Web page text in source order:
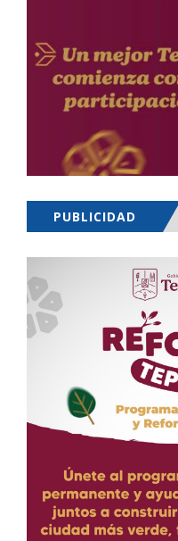
PUBLICIDAD